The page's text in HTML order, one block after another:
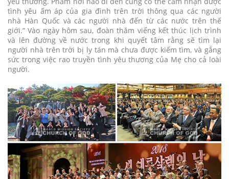
tình yêu ấm áp của gia đình trên trời thông qua các người
nhà Hàn Quốc và các người nhà đến từ các nước trên thế
giới.” Vào ngày hôm sau, đoàn thăm viếng kết thúc lịch trình
và lên đường về nước trong khi quyết tâm rằng sẽ tìm lại
người nhà trên trời bị ly tán mà chưa được kiếm tìm, và gắng
sức trong việc rao truyền tình yêu thương của Mẹ cho cả loài
người.